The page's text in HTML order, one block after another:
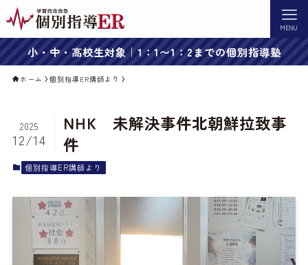
MENU
小・中・高校生対象｜1：1〜1：2までの個別指導塾
ホーム 個別指導ER講師より
NHK 未解決事件北朝鮮拉致事
件
2025
12/14
個別指導ER講師より